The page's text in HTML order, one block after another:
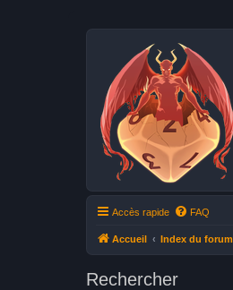
Accès rapide FAQ
Accueil Index du forum
Rechercher